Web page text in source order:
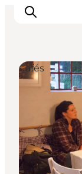
Erlebnisse
Guides
Cafés